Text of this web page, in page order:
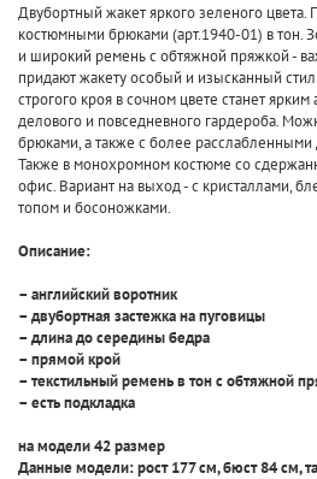
Двубортный жакет яркого зеленого цвета.
костюмными брюками (арт.1940-01) в тон.
и широкий ремень с обтяжной пряжкой -
придают жакету особый и изысканный
строгого кроя в сочном цвете станет
делового и повседневного гардероба.
брюками, а также с более
Также в монохромном костюме со
офис. Вариант на выход - с кристаллами,
топом и босоножками.
Описание:
– английский воротник
– двубортная застежка на пуговицы
– длина до середины бедра
– прямой крой
– текстильный ремень в тон с обтяжной
– есть подкладка
на модели 42 размер
Данные модели: рост 177 см, бюст 84 см,